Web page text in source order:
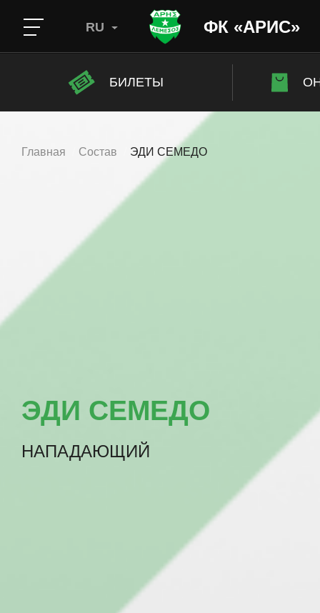
ФК «АРИС»
RU
БИЛЕТЫ
Главная Состав ЭДИ СЕМЕДО
ЭДИ СЕМЕДО
НАПАДАЮЩИЙ